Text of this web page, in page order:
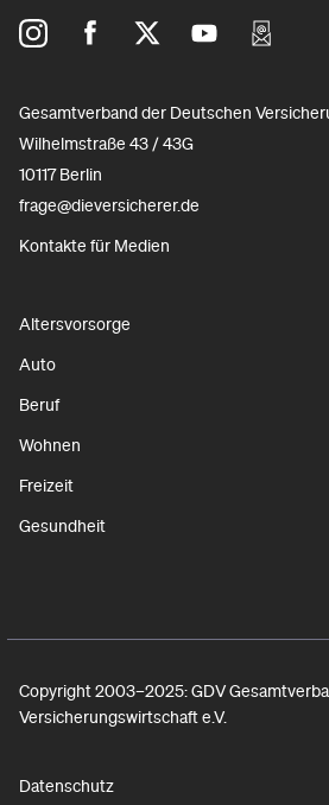
Gesamtverband der Deutschen
Wilhelmstraße 43 / 43G
10117 Berlin
frage@dieversicherer.de
Kontakte für Medien
Altersvorsorge
Auto
Beruf
Wohnen
Freizeit
Gesundheit
Copyright 2003–2025: GDV
Versicherungswirtschaft e.V.
Datenschutz